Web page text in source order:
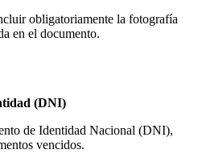
obligatoriamente la fotografía
en el documento.
(DNI)
de Identidad Nacional (DNI),
vencidos.